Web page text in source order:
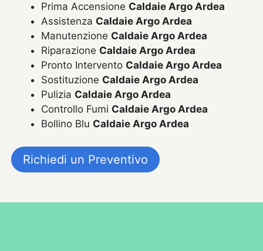
Prima Accensione Caldaie Argo Ardea
Assistenza Caldaie Argo Ardea
Manutenzione Caldaie Argo Ardea
Riparazione Caldaie Argo Ardea
Pronto Intervento Caldaie Argo Ardea
Sostituzione Caldaie Argo Ardea
Pulizia Caldaie Argo Ardea
Controllo Fumi Caldaie Argo Ardea
Bollino Blu Caldaie Argo Ardea
Richiedi un Preventivo